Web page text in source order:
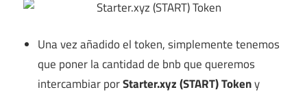
Una vez añadido el token, simplemente tenemos
que poner la cantidad de bnb que queremos
intercambiar porStarter.xyz (START) Tokeny